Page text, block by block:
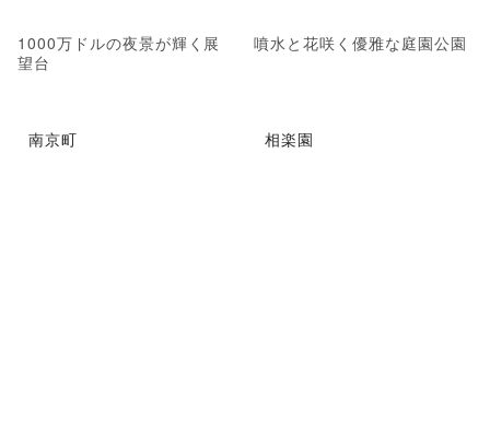
1000万ドルの夜景が輝く展
望台
噴水と花咲く優雅な庭園公園
南京町 相楽園